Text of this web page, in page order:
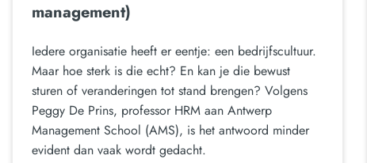
management)
Iedere organisatie heeft er eentje: een bedrijfscultuur.
Maar hoe sterk is die echt? En kan je die bewust
sturen of veranderingen tot stand brengen? Volgens
Peggy De Prins, professor HRM aan Antwerp
Management School (AMS), is het antwoord minder
evident dan vaak wordt gedacht.